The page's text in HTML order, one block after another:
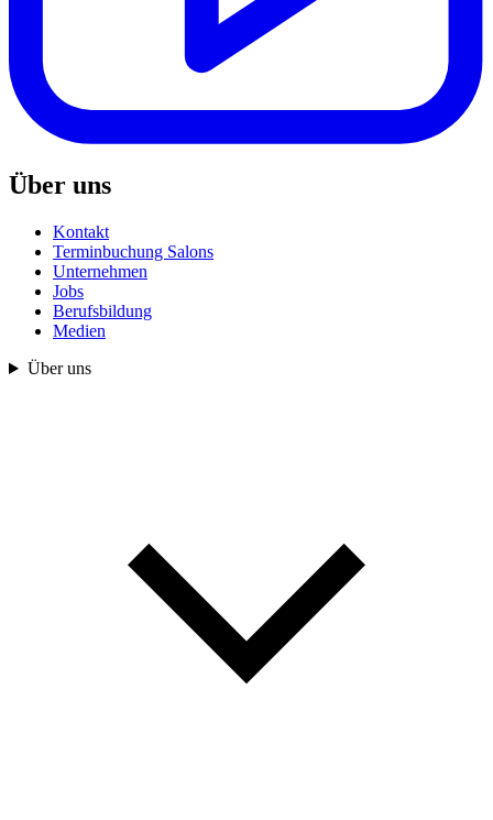
Über uns
Kontakt
Terminbuchung Salons
Unternehmen
Jobs
Berufsbildung
Medien
Über uns